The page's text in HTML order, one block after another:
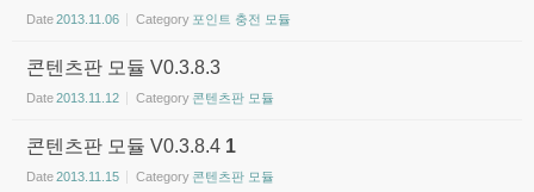
Date2013.11.06 Category 포인트 충전 모듈
콘텐츠판 모듈 V0.3.8.3
Date2013.11.12 Category 콘텐츠판 모듈
콘텐츠판 모듈 V0.3.8.4 1
Date2013.11.15 Category 콘텐츠판 모듈